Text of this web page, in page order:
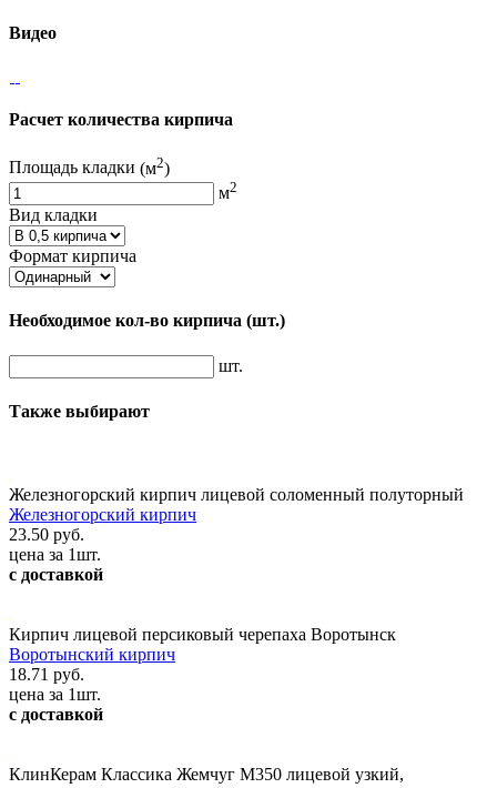
Видео
Расчет количества кирпича
Площадь кладки (м2)
м2
Вид кладки
Формат кирпича
Необходимое кол-во кирпича (шт.)
шт.
Также выбирают
Железногорский кирпич лицевой соломенный полуторный
Железногорский кирпич
23.50 руб.
цена за 1шт.
с доставкой
Кирпич лицевой персиковый черепаха Воротынск
Воротынский кирпич
18.71 руб.
цена за 1шт.
с доставкой
КлинКерам Классика Жемчуг М350 лицевой узкий,